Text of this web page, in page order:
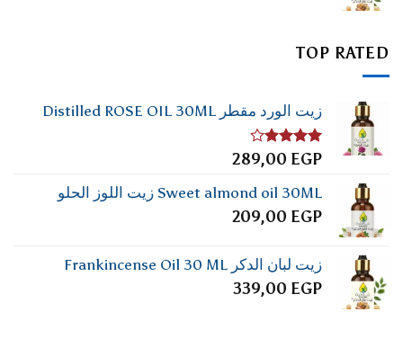
TOP RATED
زيت الورد مقطر Distilled ROSE OIL 30ML
تم
4.00من
5
289,00 EGP
Sweet almond oil 30ML زيت اللوز الحلو
209,00 EGP
زيت لبان الدكر Frankincense Oil 30 ML
339,00 EGP